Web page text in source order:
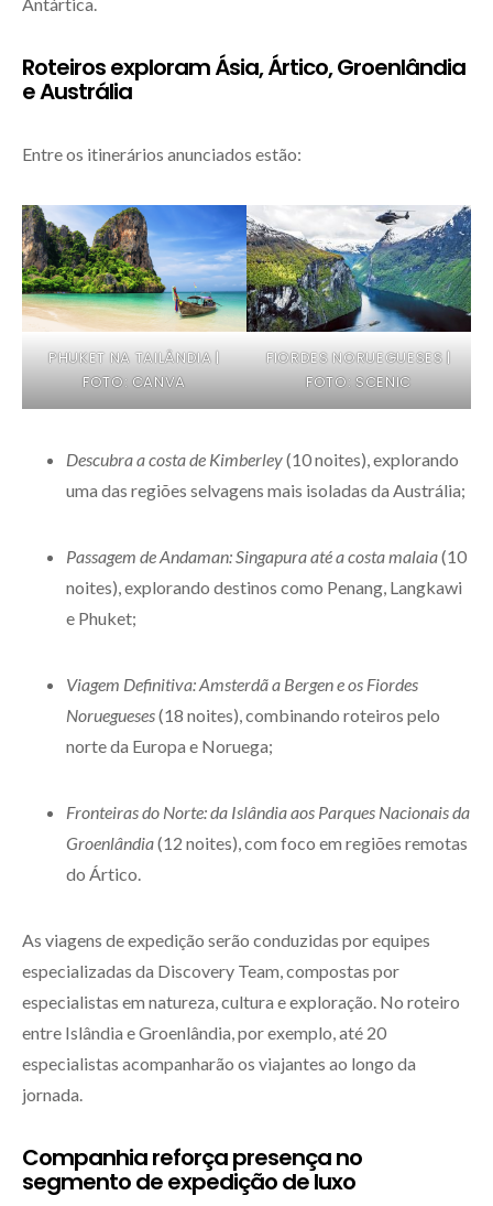
Roteiros exploram Ásia, Ártico, Groenlândia
e Austrália
Entre os itinerários anunciados estão:
PHUKET NA TAILÂNDIA |
FOTO: CANVA
FIORDES NORUEGUESES |
FOTO: SCENIC
Descubra a costa de Kimberley(10 noites), explorando
uma das regiões selvagens mais isoladas da Austrália;
Passagem de Andaman: Singapura até a costa malaia(10
noites), explorando destinos como Penang, Langkawi
e Phuket;
Viagem Definitiva: Amsterdã a Bergen e os Fiordes
Noruegueses(18 noites), combinando roteiros pelo
norte da Europa e Noruega;
Fronteiras do Norte: da Islândia aos Parques Nacionais da
Groenlândia(12 noites), com foco em regiões remotas
do Ártico.
As viagens de expedição serão conduzidas por equipes
especializadas da Discovery Team, compostas por
especialistas em natureza, cultura e exploração. No roteiro
entre Islândia e Groenlândia, por exemplo, até 20
especialistas acompanharão os viajantes ao longo da
jornada.
Companhia reforça presença no
segmento de expedição de luxo